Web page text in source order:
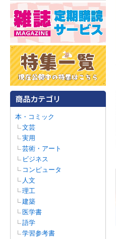
本・コミック
文芸
実用
芸術・アート
ビジネス
コンピュータ
人文
理工
建築
医学書
語学
学習参考書